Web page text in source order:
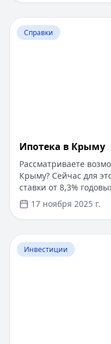
Перейти к статье:
Справки
Ипотека в Крыму
Рассматриваете
Крыму? Сейчас для
ставки от 8,3%
15%, срок
программы
6%. Одобрение без
2-НДФЛ, достаточно
кредитования — до 30
17 ноября 2025 г.
Перейти к статье:
Инвестиции